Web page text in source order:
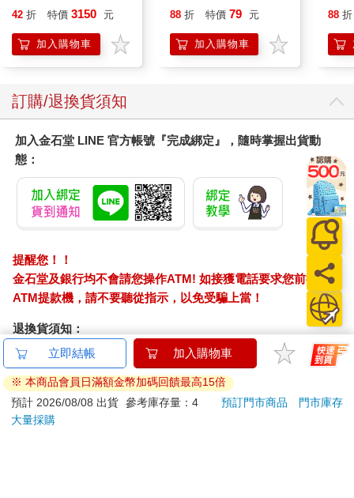
這本書希望給身陷各種討厭、情緒勒索的人另外一種出口。勇敢
地拒絕，非同溫層地的人滾遠一點，如果別人不滾，那就學會瀟
灑轉身，關閉閘口，遠遠把他們甩在八千里之外。
不銹鋼笛音壺 2L
42 折 特價 3150 元
加入購物車
88 折 特價 79 元
加入購物車
88 折
訂購/退換貨須知
加入金石堂 LINE 官方帳號『完成綁定』，隨時掌握出貨動
態：
提醒您！！
金石堂及銀行均不會請您操作ATM! 如接獲電話要求您前往
ATM提款機，請不要聽從指示，以免受騙上當！
退換貨須知：
**提醒您，鑑賞期不等於試用期，退回商品須為全新狀態**
依據「消費者保護法」第19條及行政院消費者保護處公告之
「通訊交易解除權合理例外情事適用準則」，以下商品購買
後，除商品本身有瑕疵外，將不提供7天的猶豫期：
易於腐敗、保存期限較短或解約時即將逾期。（如：生
立即結帳 加入購物車
※ 本商品會員日滿額金幣加碼回饋最高15倍
預計 2026/08/08 出貨 參考庫存量：4 預訂門市商品
門市庫存
大量採購